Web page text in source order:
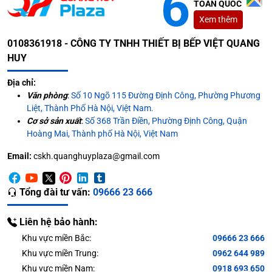
Phân bổ nguyên liệu đồng đều
Hơn thế nữa, các thiết bị còn được setup cánh tay cố
sử dụng trong quá trình làm việc. Nhờ vậy, đơn vị cũng
giảm được tình trạng lãng phí nguyên liệu, gây thất
thoát lợi nhuận kinh doanh.
TOÀN QUỐC
Xem thêm
0108361918 - CÔNG TY TNHH THIẾT BỊ BẾP VIỆT QUANG
HUY
Địa chỉ:
Văn phòng:Số 10 Ngõ 115 Đường Định Công, Phường Phương
Liệt, Thành Phố Hà Nội, Việt Nam.
Cơ sở sản xuất:Số 368 Trần Điền, Phường Định Công, Quận
Hoàng Mai, Thành phố Hà Nội, Việt Nam
Email: cskh.quanghuyplaza@gmail.com
Tổng đài tư vấn: 09666 23 666
Liên hệ bảo hành:
Khu vực miền Bắc:
09666 23 666
Khu vực miền Trung:
0962 644 989
Khu vực miền Nam:
0918 693 650